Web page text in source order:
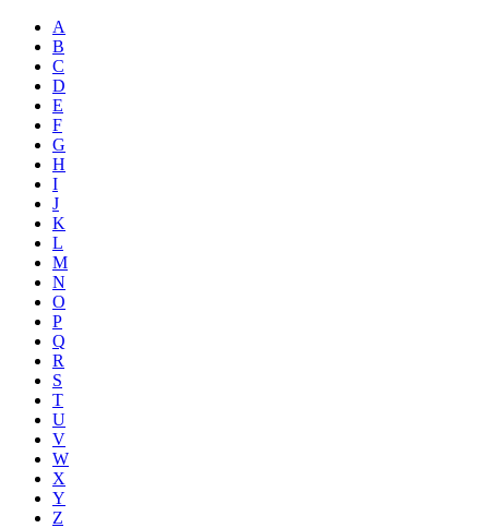
A
B
C
D
E
F
G
H
I
J
K
L
M
N
O
P
Q
R
S
T
U
V
W
X
Y
Z